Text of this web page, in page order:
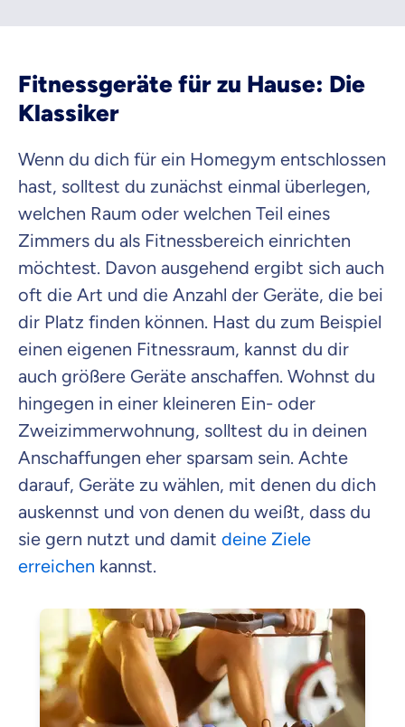
Fitnessgeräte für zu Hause: Die
Klassiker
Wenn du dich für ein Homegym entschlossen
hast, solltest du zunächst einmal überlegen,
welchen Raum oder welchen Teil eines
Zimmers du als Fitnessbereich einrichten
möchtest. Davon ausgehend ergibt sich auch
oft die Art und die Anzahl der Geräte, die bei
dir Platz finden können. Hast du zum Beispiel
einen eigenen Fitnessraum, kannst du dir
auch größere Geräte anschaffen. Wohnst du
hingegen in einer kleineren Ein- oder
Zweizimmerwohnung, solltest du in deinen
Anschaffungen eher sparsam sein. Achte
darauf, Geräte zu wählen, mit denen du dich
auskennst und von denen du weißt, dass du
sie gern nutzt und damit deine Ziele
erreichen kannst.